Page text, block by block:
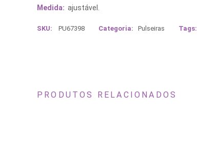
Medida: ajustável.
SKU: PU67398 Categoria: Pulseiras Tags:
PRODUTOS RELACIONADOS